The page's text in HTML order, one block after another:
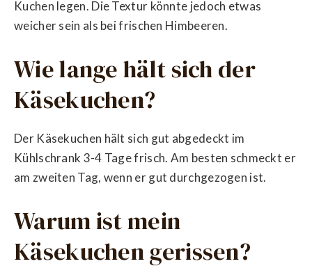
Kuchen legen. Die Textur könnte jedoch etwas
weicher sein als bei frischen Himbeeren.
Wie lange hält sich der
Käsekuchen?
Der Käsekuchen hält sich gut abgedeckt im
Kühlschrank 3-4 Tage frisch. Am besten schmeckt er
am zweiten Tag, wenn er gut durchgezogen ist.
Warum ist mein
Käsekuchen gerissen?